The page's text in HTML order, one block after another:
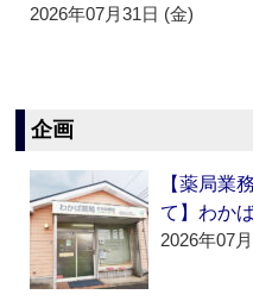
2026年07月31日 (金)
企画
【薬局業
て】わか
2026年07